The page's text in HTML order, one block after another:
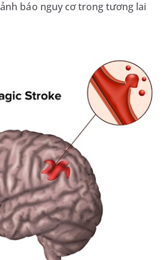
báo nguy cơ trong tương lai